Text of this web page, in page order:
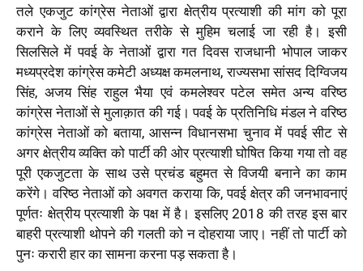
तले एकजुट कांग्रेस नेताओं द्वारा क्षेत्रीय प्रत्याशी की मांग को पूरा
कराने के लिए व्यवस्थित तरीके से मुहिम चलाई जा रही है। इसी
सिलसिले में पवई के नेताओं द्वारा गत दिवस राजधानी भोपाल जाकर
मध्यप्रदेश कांग्रेस कमेटी अध्यक्ष कमलनाथ, राज्यसभा सांसद दिग्विजय
सिंह, अजय सिंह राहुल भैया एवं कमलेश्वर पटेल समेत अन्य वरिष्ठ
कांग्रेस नेताओं से मुलाक़ात की गई। पवई के प्रतिनिधि मंडल ने वरिष्ठ
कांग्रेस नेताओं को बताया, आसन्न विधानसभा चुनाव में पवई सीट से
अगर क्षेत्रीय व्यक्ति को पार्टी की ओर प्रत्याशी घोषित किया गया तो वह
पूरी एकजुटता के साथ उसे प्रचंड बहुमत से विजयी बनाने का काम
करेंगे। वरिष्ठ नेताओं को अवगत कराया कि, पवई क्षेत्र की जनभावनाएं
पूर्णतः क्षेत्रीय प्रत्याशी के पक्ष में है। इसलिए 2018 की तरह इस बार
बाहरी प्रत्याशी थोपने की गलती को न दोहराया जाए। नहीं तो पार्टी को
पुनः करारी हार का सामना करना पड़ सकता है।